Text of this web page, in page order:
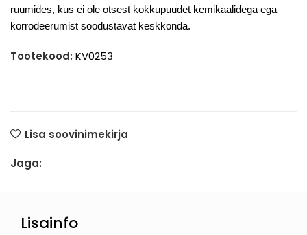
ruumides, kus ei ole otsest kokkupuudet kemikaalidega ega
korrodeerumist soodustavat keskkonda.
Tootekood: KV0253
Lisa soovinimekirja
Jaga:
Lisainfo